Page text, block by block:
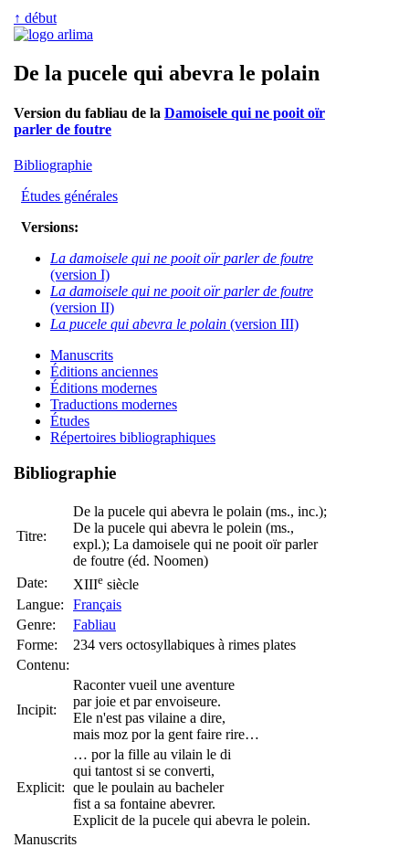
↑ début
De la pucele qui abevra le polain
Version du fabliau de la Damoisele qui ne pooit oïr
parler de foutre
Bibliographie
Études générales
Versions:
La damoisele qui ne pooit oïr parler de foutre
(version I)
La damoisele qui ne pooit oïr parler de foutre
(version II)
La pucele qui abevra le polain (version III)
Manuscrits
Éditions anciennes
Éditions modernes
Traductions modernes
Études
Répertoires bibliographiques
Bibliographie
Titre:
De la pucele qui abevra le polain (ms., inc.);
De la pucele qui abevra le polein (ms.,
expl.); La damoisele qui ne pooit oïr parler
de foutre (éd. Noomen)
Date:
XIIIe siècle
Langue:
Français
Genre:
Fabliau
Forme:
234 vers octosyllabiques à rimes plates
Contenu:
Incipit:
Raconter vueil une aventure
par joie et par envoiseure.
Ele n'est pas vilaine a dire,
mais moz por la gent faire rire…
Explicit:
… por la fille au vilain le di
qui tantost si se converti,
que le poulain au bacheler
fist a sa fontaine abevrer.
Explicit de la pucele qui abevra le polein.
Manuscrits